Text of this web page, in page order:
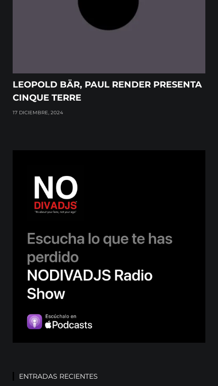
LEOPOLD BÄR, PAUL RENDER PRESENTA
CINQUE TERRE
17 DICIEMBRE, 2024
ENTRADAS RECIENTES